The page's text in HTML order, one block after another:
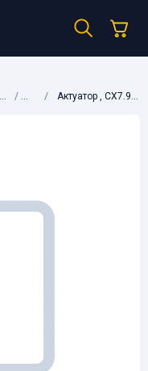
CNH Актуатор , CX7.90/CR9.80